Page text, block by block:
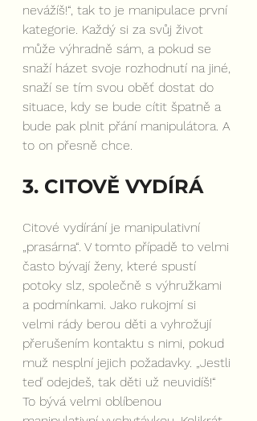
nevážíš!“, tak to je manipulace první
kategorie. Každý si za svůj život
může výhradně sám, a pokud se
snaží házet svoje rozhodnutí na jiné,
snaží se tím svou oběť dostat do
situace, kdy se bude cítit špatně a
bude pak plnit přání manipulátora. A
to on přesně chce.
3. CITOVĚ VYDÍRÁ
Citové vydírání je manipulativní
„prasárna“. V tomto případě to velmi
často bývají ženy, které spustí
potoky slz, společně s výhružkami
a podmínkami. Jako rukojmí si
velmi rády berou děti a vyhrožují
přerušením kontaktu s nimi, pokud
muž nesplní jejich požadavky. „Jestli
teď odejdeš, tak děti už neuvidíš!“
To bývá velmi oblíbenou